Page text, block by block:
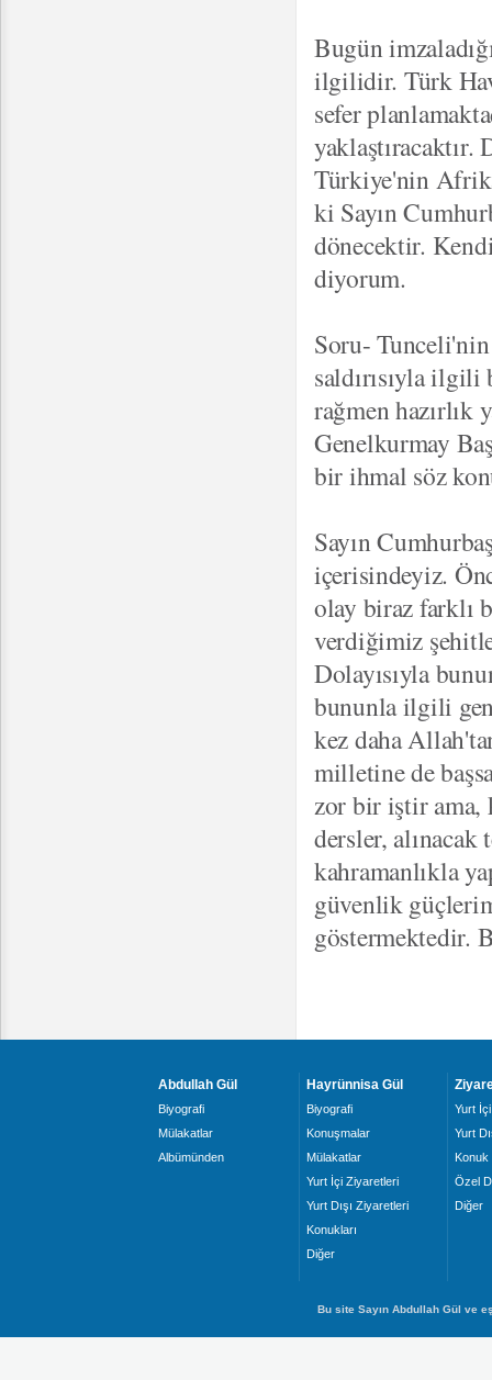
Bugün
ilgilidir. Türk
sefer
yaklaştıracaktır.
Türkiye'nin
ki Sayın
dönecektir.
diyorum.
Soru-
saldırısıyla ilgili
rağmen
Genelkurmay
bir ihmal söz
Sayın
içerisindeyiz.
olay biraz farklı
verdiğimiz
Dolayısıyla
bununla ilgili
kez daha
milletine de
zor bir iştir ama,
dersler,
kahramanlıkla
güvenlik
göstermektedir.
Abdullah Gül
Biyografi
Mülakatlar
Albümünden
Hayrünnisa Gül
Biyografi
Konuşmalar
Mülakatlar
Yurt İçi Ziyaretleri
Yurt Dışı Ziyaretleri
Konukları
Diğer
Yurt İçi
Yurt
Konuk
Özel
Diğer
Bu site Sayın Abdullah Gül ve